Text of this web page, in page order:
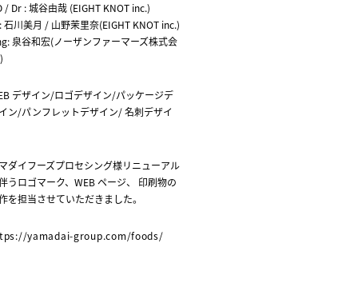
/ Dr : 城谷由哉 (EIGHT KNOT inc.)
石川美月 / 山野茉里奈(EIGHT KNOT inc.)
泉谷和宏(ノーザンファーマーズ株式会
デザイン/ロゴデザイン/パッケージデ
ン/パンフレットデザイン/ 名刺デザイ
ダイフーズプロセシング様リニューアル
うロゴマーク、WEB ページ、 印刷物の
を担当させていただきました。
yamadai-group.com/foods/